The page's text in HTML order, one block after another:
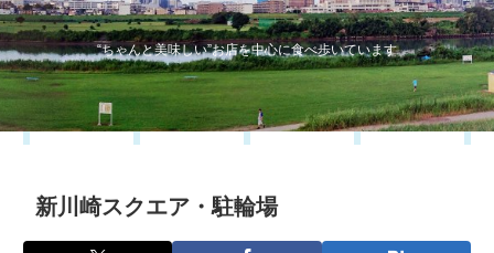
“ちゃんと美味しい”お店を中心に食べ歩いています
新川崎スクエア・駐輪場